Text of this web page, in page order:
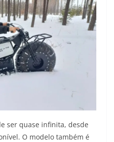
ser quase infinita, desde
O modelo também é